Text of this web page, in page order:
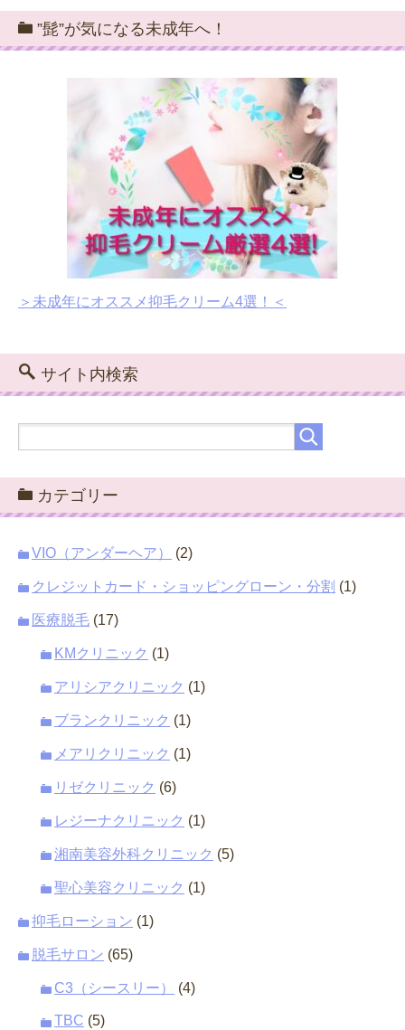
”髭”が気になる未成年へ！
＞未成年にオススメ抑毛クリーム4選！＜
サイト内検索
カテゴリー
VIO（アンダーヘア） (2)
クレジットカード・ショッピングローン・分割 (1)
医療脱毛 (17)
KMクリニック (1)
アリシアクリニック (1)
ブランクリニック (1)
メアリクリニック (1)
リゼクリニック (6)
レジーナクリニック (1)
湘南美容外科クリニック (5)
聖心美容クリニック (1)
抑毛ローション (1)
脱毛サロン (65)
C3（シースリー） (4)
TBC (5)